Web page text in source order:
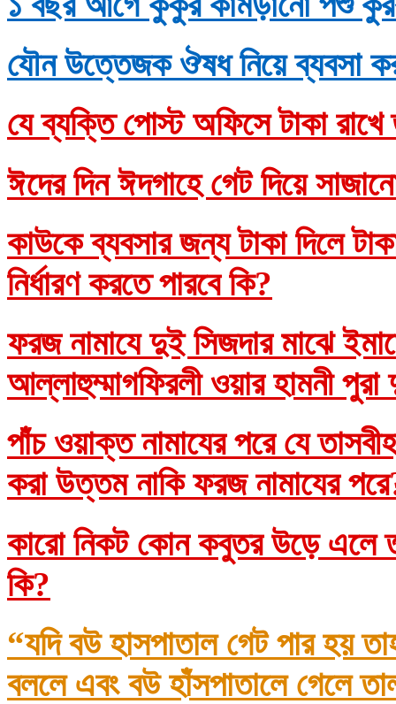
যৌন উত্তেজক ঔষধ নিয়ে ব্যবসা
যে ব্যক্তি পোস্ট অফিসে টাকা রাখে
ঈদের দিন ঈদগাহে গেট দিয়ে
কাউকে ব্যবসার জন্য টাকা দিলে
নির্ধারণ করতে পারবে কি?
ফরজ নামাযে দুই সিজদার মাঝে
আল্লাহুম্মাগফিরলী ওয়ার হামনী
পাঁচ ওয়াক্ত নামাযের পরে যে
করা উত্তম নাকি ফরজ নামাযের
কারো নিকট কোন কবুতর উড়ে এলে
কি?
“যদি বউ হাসপাতাল গেট পার হয়
বললে এবং বউ হাঁসপাতালে গেলে